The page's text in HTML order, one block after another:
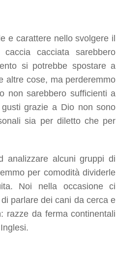
e carattere nello svolgere il
cacciata sarebbero
si potrebbe spostare a
altre cose, ma perderemmo
non sarebbero sufficienti a
grazie a Dio non sono
sia per diletto che per
analizzare alcuni gruppi di
per comodità dividerle
Noi nella occasione ci
parlare dei cani da cerca e
razze da ferma continentali